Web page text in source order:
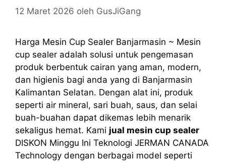
12 Maret 2026 oleh GusJiGang
Harga Mesin Cup Sealer Banjarmasin ~ Mesin
cup sealer adalah solusi untuk pengemasan
produk berbentuk cairan yang aman, modern,
dan higienis bagi anda yang di Banjarmasin
Kalimantan Selatan. Dengan alat ini, produk
seperti air mineral, sari buah, saus, dan selai
buah-buahan dapat dikemas lebih menarik
sekaligus hemat. Kami jual mesin cup sealer
DISKON Minggu Ini Teknologi JERMAN CANADA
Technology dengan berbagai model seperti